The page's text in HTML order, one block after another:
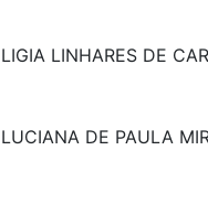
LIGIA LINHARES DE
LUCIANA DE PAULA